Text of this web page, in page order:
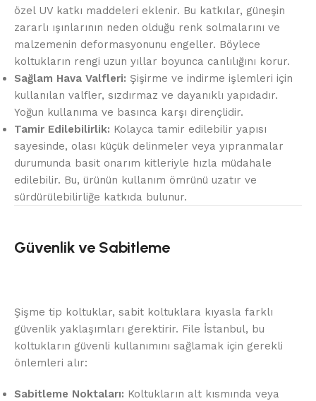
özel UV katkı maddeleri eklenir. Bu katkılar, güneşin
zararlı ışınlarının neden olduğu renk solmalarını ve
malzemenin deformasyonunu engeller. Böylece
koltukların rengi uzun yıllar boyunca canlılığını korur.
Sağlam Hava Valfleri: Şişirme ve indirme işlemleri için
kullanılan valfler, sızdırmaz ve dayanıklı yapıdadır.
Yoğun kullanıma ve basınca karşı dirençlidir.
Tamir Edilebilirlik: Kolayca tamir edilebilir yapısı
sayesinde, olası küçük delinmeler veya yıpranmalar
durumunda basit onarım kitleriyle hızla müdahale
edilebilir. Bu, ürünün kullanım ömrünü uzatır ve
sürdürülebilirliğe katkıda bulunur.
Güvenlik ve Sabitleme
Şişme tip koltuklar, sabit koltuklara kıyasla farklı
güvenlik yaklaşımları gerektirir. File İstanbul, bu
koltukların güvenli kullanımını sağlamak için gerekli
önlemleri alır:
Sabitleme Noktaları: Koltukların alt kısmında veya